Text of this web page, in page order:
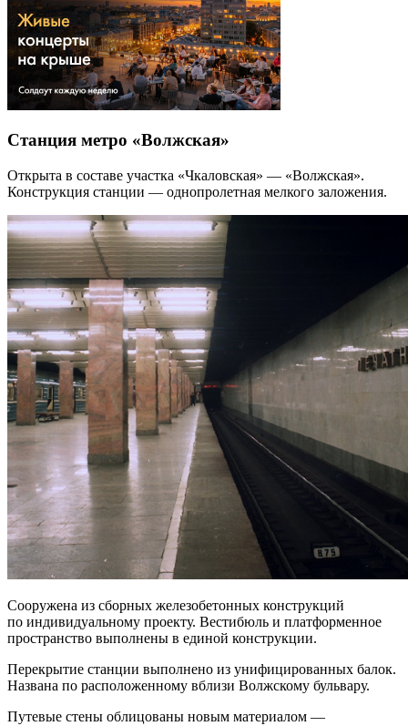
Станция метро «Волжская»
Открыта в составе участка «Чкаловская» — «Волжская».
Конструкция станции — однопролетная мелкого заложения.
Сооружена из сборных железобетонных конструкций
по индивидуальному проекту. Вестибюль и платформенное
пространство выполнены в единой конструкции.
Перекрытие станции выполнено из унифицированных балок.
Названа по расположенному вблизи Волжскому бульвару.
Путевые стены облицованы новым материалом —